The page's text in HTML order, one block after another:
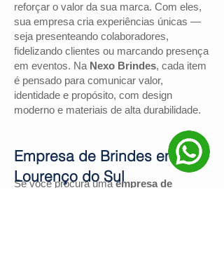
reforçar o valor da sua marca. Com eles,
sua empresa cria experiências únicas —
seja presenteando colaboradores,
fidelizando clientes ou marcando presença
em eventos. Na Nexo Brindes, cada item
é pensado para comunicar valor,
identidade e propósito, com design
moderno e materiais de alta durabilidade.
Se você procura umaempresa de
Empresa de Brindes em São
Lourenço do Sul